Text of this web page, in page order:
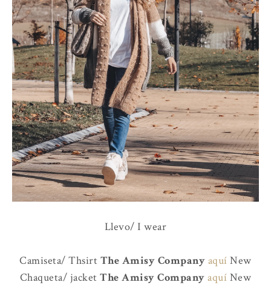
Llevo/ I wear
Camiseta/ Thsirt The Amisy Company aquí New
Chaqueta/ jacketThe Amisy Company aquí New